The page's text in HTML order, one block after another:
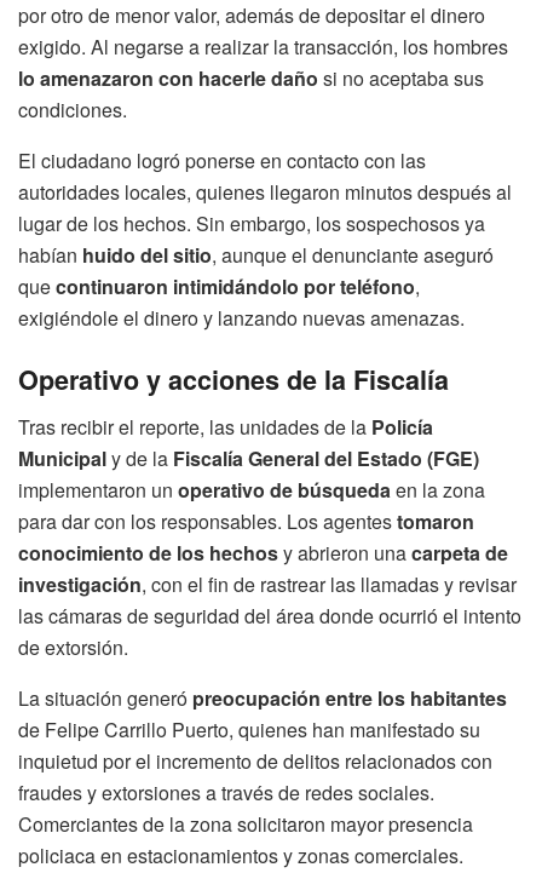
por otro de menor valor, además de depositar el dinero
exigido. Al negarse a realizar la transacción, los hombres
lo amenazaron con hacerle daño si no aceptaba sus
condiciones.
El ciudadano logró ponerse en contacto con las
autoridades locales, quienes llegaron minutos después al
lugar de los hechos. Sin embargo, los sospechosos ya
habían huido del sitio, aunque el denunciante aseguró
quecontinuaron intimidándolo por teléfono,
exigiéndole el dinero y lanzando nuevas amenazas.
Operativo y acciones de la Fiscalía
Tras recibir el reporte, las unidades de la Policía
Municipaly de la Fiscalía General del Estado (FGE)
implementaron un operativo de búsqueda en la zona
para dar con los responsables. Los agentestomaron
conocimiento de los hechosy abrieron unacarpeta de
investigación, con el fin de rastrear las llamadas y revisar
las cámaras de seguridad del área donde ocurrió el intento
de extorsión.
La situación generó preocupación entre los habitantes
de Felipe Carrillo Puerto, quienes han manifestado su
inquietud por el incremento de delitos relacionados con
fraudes y extorsiones a través de redes sociales.
Comerciantes de la zona solicitaron mayor presencia
policiaca en estacionamientos y zonas comerciales.